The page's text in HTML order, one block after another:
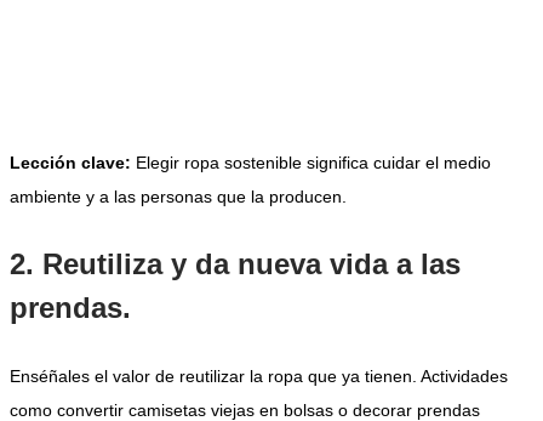
Lección clave: Elegir ropa sostenible significa cuidar el medio
ambiente y a las personas que la producen.
2. Reutiliza y da nueva vida a las
prendas.
Enséñales el valor de reutilizar la ropa que ya tienen. Actividades
como convertir camisetas viejas en bolsas o decorar prendas